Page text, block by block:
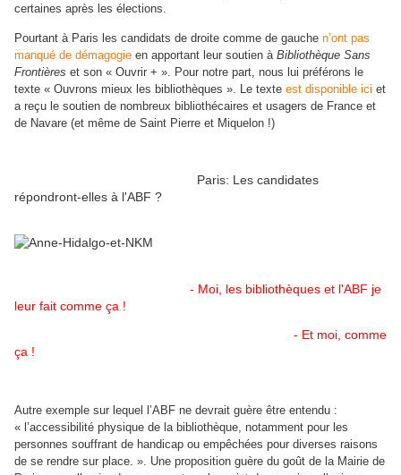
certaines après les élections.
Pourtant à Paris les candidats de droite comme de gauche n’ont pas
manqué de démagogie en apportant leur soutien à Bibliothèque Sans
Frontières et son « Ouvrir + ». Pour notre part, nous lui préférons le
texte « Ouvrons mieux les bibliothèques ». Le texte est disponible ici et
a reçu le soutien de nombreux bibliothécaires et usagers de France et
de Navare (et même de Saint Pierre et Miquelon !)
Paris: Les candidates
répondront-elles à l'ABF ?
- Moi, les bibliothèques et l'ABF je
leur fait comme ça !
- Et moi, comme
ça !
Autre exemple sur lequel l’ABF ne devrait guère être entendu :
« l’accessibilité physique de la bibliothèque, notamment pour les
personnes souffrant de handicap ou empêchées pour diverses raisons
de se rendre sur place. ». Une proposition guère du goût de la Mairie de